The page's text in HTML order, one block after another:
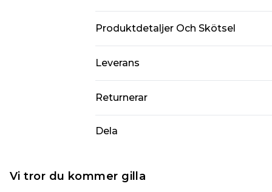
Produktdetaljer Och Skötsel
Leverans
Standardleverans Sverige
Expressleverans Sverige
Returnerar
piercade smycken,
Dela
Vi tror du kommer gilla